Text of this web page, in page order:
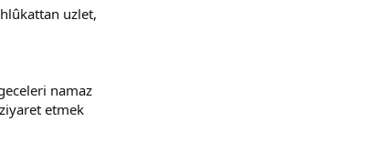
uzlet,
namaz
etmek